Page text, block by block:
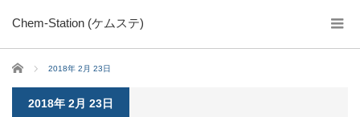
Chem-Station (ケムステ)
ホーム 2018年 2月 23日
2018年 2月 23日